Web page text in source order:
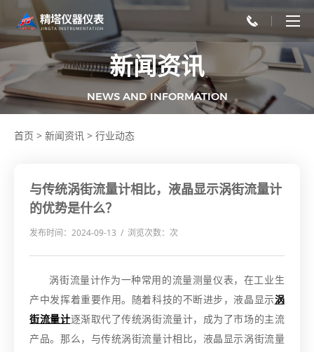
新闻资讯
NEWS AND INFORMATION
首页 > 新闻资讯 > 行业动态
与传统涡街流量计相比，液晶显示涡街流量计
的优势是什么？
发布时间：2024-09-13 / 浏览次数： 次
涡街流量计作为一种常用的流量测量仪表，在工业生
产中发挥着重要作用。随着科技的不断进步，液晶显示涡
街流量计逐渐取代了传统涡街流量计，成为了市场的主流
产品。那么，与传统涡街流量计相比，液晶显示涡街流量